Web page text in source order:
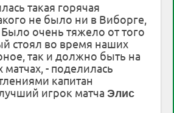
такая горячая
не было ни в Виборге,
очень тяжело от того
стоял во время наших
так и должно быть на
- поделилась
капитан
игрок матчаЭлис